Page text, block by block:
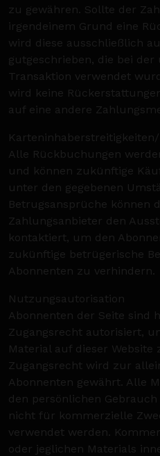
zu gewähren. Sollte der
irgendeinem Grund eine
wird diese ausschließlich
gutgeschrieben, die bei
Transaktion verwendet
wird keine
auf eine andere
Alle Rückbuchungen
und können zukünftige
unter den gegebenen
Betrugsansprüche können
Zahlungsanbieter den
kontaktiert, um den
zukünftige betrügerische
Abonnenten zu verhindern.
Nutzungsautorisation
Abonnenten der Seite sind
Zugangsrecht autorisiert,
Material auf dieser Website
Zugangsrecht wird zur
Abonnenten gewährt. Alle
den persönlichen
nicht für kommerzielle
verwendet werden.
oder jeglichen Materials